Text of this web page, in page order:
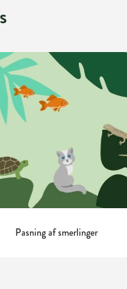
Pasning af smerlinger